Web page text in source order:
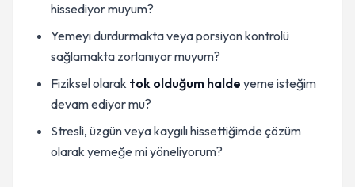
hissediyor muyum?
Yemeyi durdurmakta veya porsiyon kontrolü
sağlamakta zorlanıyor muyum?
Fiziksel olarak tok olduğum halde yeme isteğim
devam ediyor mu?
Stresli, üzgün veya kaygılı hissettiğimde çözüm
olarak yemeğe mi yöneliyorum?